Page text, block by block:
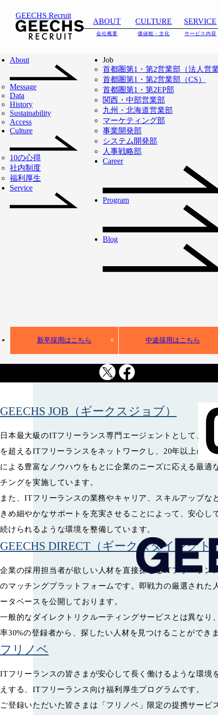
GEECHS Recruit
ABOUT
会社概要
CULTURE
価値観・文化
SERVICE
サービス内容
About
Message
Data
History
Sustainability
Access
Culture
10の心得
社内制度
福利厚生
Service
Job
首都圏第1・第2営業部（法人営
首都圏第1・第2営業部（CS）
首都圏第1・第2EP部
関西・中部営業部
九州・北海道営業部
マーケティング部
事業開発部
システム開発部
人事戦略部
Career
Program
Blog
新卒採用はこちら 中途採用はこちら
SERVICE
SERVICE
人とAIが共創する、新しい「当た
り前」を
IT人材事業は、「働き方の新しい『当たり前』
をつくる」をミッションに、ITフリーランスと
企業を繋ぐ業界のパイオニアとしてサービスを
展開してきました。AI活用が当たり前となった
今、私たちは「人材を繋ぐ」から事業モデルを
データと「人とAIの共創」を掛け合わせ、日本
MAIN
GEECHS JOB （ギークスジョブ）
日本最大級のITフリーランス専門エージェントとして、
を超えるITフリーランスをネットワークし、20年以上の支
による豊富なノウハウをもとに企業のニーズに応える最適
チングを実施しています。
また、ITフリーランスの業務やキャリア、スキルアップな
きめ細やかなサポートを充実させることによって、安心し
続けられるような環境を整備しています。
GEECHS DIRECT （ギークスダイレクト
企業の採用担当者が欲しい人材を直接探せるITフリーラン
のマッチングプラットフォームです。即戦力の厳選された
ータベースを公開しております。
一般的なダイレクトリクルーティングサービスとは異なり
率30%の登録者から、探したい人材を見つけることができ
フリノベ
ITフリーランスの皆さまが安心して長く働けるような環境
えする、ITフリーランス向け福利厚生プログラムです。
ご登録いただいた皆さまは「フリノベ」限定の提携サービ